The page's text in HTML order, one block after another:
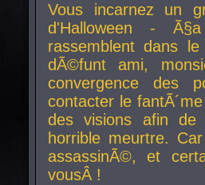
Vous incarnez un
d'Halloween -
rassemblent dans
dÃ©funt ami,
convergence des
contacter le
des visions afin
horrible meurtre.
assassinÃ©, et
vousÂ !